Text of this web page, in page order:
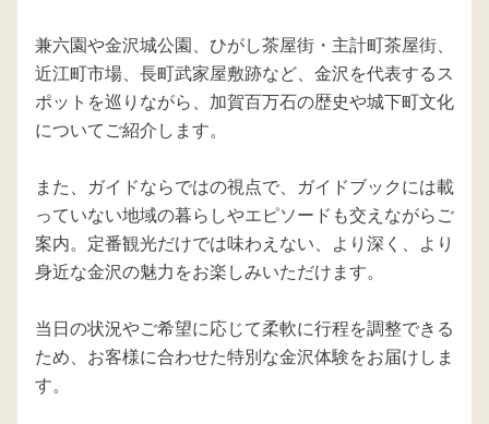
兼六園や金沢城公園、ひがし茶屋街・主計町茶屋街、
近江町市場、長町武家屋敷跡など、金沢を代表するス
ポットを巡りながら、加賀百万石の歴史や城下町文化
についてご紹介します。
また、ガイドならではの視点で、ガイドブックには載
っていない地域の暮らしやエピソードも交えながらご
案内。定番観光だけでは味わえない、より深く、より
身近な金沢の魅力をお楽しみいただけます。
当日の状況やご希望に応じて柔軟に行程を調整できる
ため、お客様に合わせた特別な金沢体験をお届けしま